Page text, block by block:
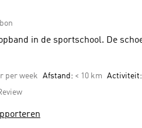
De schoen lopen
per week Afstand: < 10 km Activiteit: